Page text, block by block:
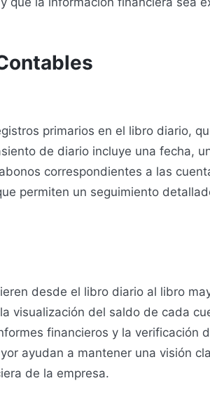
primarios en el libro diario,
de diario incluye una fecha,
correspondientes a las
permiten un seguimiento
desde el libro diario al libro
visualización del saldo de cada
financieros y la verificación
ayudan a mantener una visión
de la empresa.